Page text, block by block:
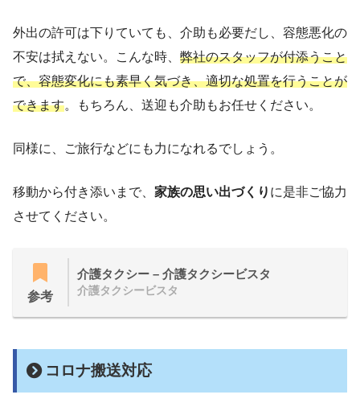
外出の許可は下りていても、介助も必要だし、容態悪化の
不安は拭えない。こんな時、 弊社のスタッフが付添うこと
で、容態変化にも素早く気づき、適切な処置を行うことが
できます。もちろん、送迎も介助もお任せください。
同様に、ご旅行などにも力になれるでしょう。
移動から付き添いまで、 家族の思い出づくり に是非ご協力
させてください。
参考
介護タクシー – 介護タクシービスタ
介護タクシービスタ
コロナ搬送対応